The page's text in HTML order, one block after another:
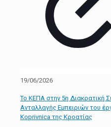
19/06/2026
Το ΚΕΠΑ στην 5η Διακρατική
Ανταλλαγής Εμπειριών του
Koprivnica της Κροατίας